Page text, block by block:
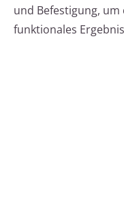
und Befestigung,
funktionales